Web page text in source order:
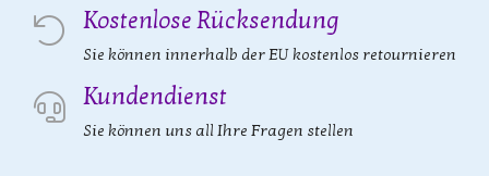
Kostenlose Rücksendung
Sie können innerhalb der EU kostenlos retournieren
Kundendienst
Sie können uns all Ihre Fragen stellen